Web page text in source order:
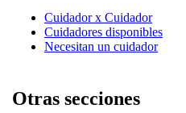
Cuidador x Cuidador
Cuidadores disponibles
Necesitan un cuidador
Otras secciones